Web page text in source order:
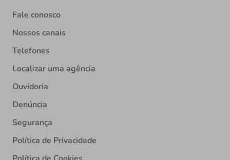
Fale conosco
Nossos canais
Telefones
Localizar uma agência
Ouvidoria
Denúncia
Segurança
Política de Privacidade